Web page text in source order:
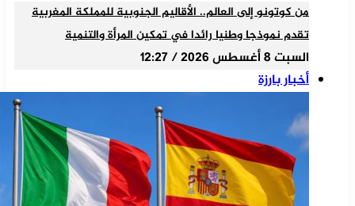
من كوتونو إلى العالم.. الأقاليم الجنوبية للمملكة المغربية
تقدم نموذجا وطنيا رائدا في تمكين المرأة والتنمية
السبت 8 أغسطس 2026 / 12:27
أخبار بارزة